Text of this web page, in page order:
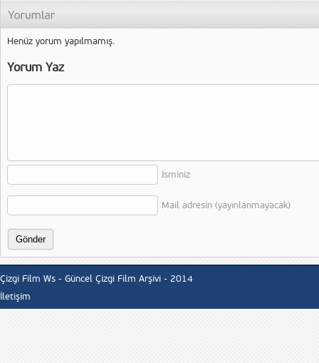
Henüz yorum yapılmamış.
Yorum Yaz
İsminiz
Mail adresin (yayınlanmayacak)
Çizgi Film Ws - Güncel Çizgi Film Arşivi - 2014
İletişim